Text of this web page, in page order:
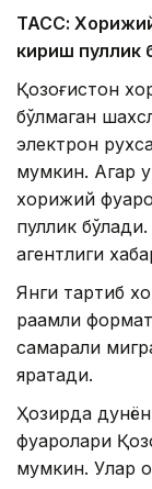
ТАСС: Хорижий
кириш пуллик
Қозоғистон
бўлмаган
электрон
мумкин. Агар
хорижий
пуллик
агентлиги
Янги тартиб
рақамли
самарали
яратади.
Ҳозирда
фуқаролари
мумкин. Улар